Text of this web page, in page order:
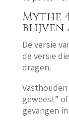
Mythe
blijven
De versie
de versie
dragen.
geweest”
gevangen